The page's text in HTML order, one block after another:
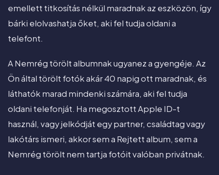
emellett titkosítás nélkül maradnak az eszközön, így
bárki elolvashatja őket, aki fel tudja oldani a
telefont.
A Nemrég törölt albumnak ugyanez a gyengéje. Az
Ön által törölt fotók akár 40 napig ott maradnak, és
láthatók marad mindenki számára, aki fel tudja
oldani telefonját. Ha megosztott Apple ID-t
használ, vagy jelkódját egy partner, családtag vagy
lakótárs ismeri, akkor sem a Rejtett album, sem a
Nemrég törölt nem tartja fotóit valóban privátnak.